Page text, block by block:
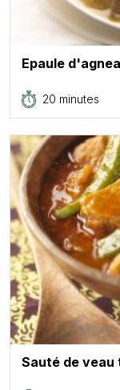
Epaule
20 minutes
Sauté de